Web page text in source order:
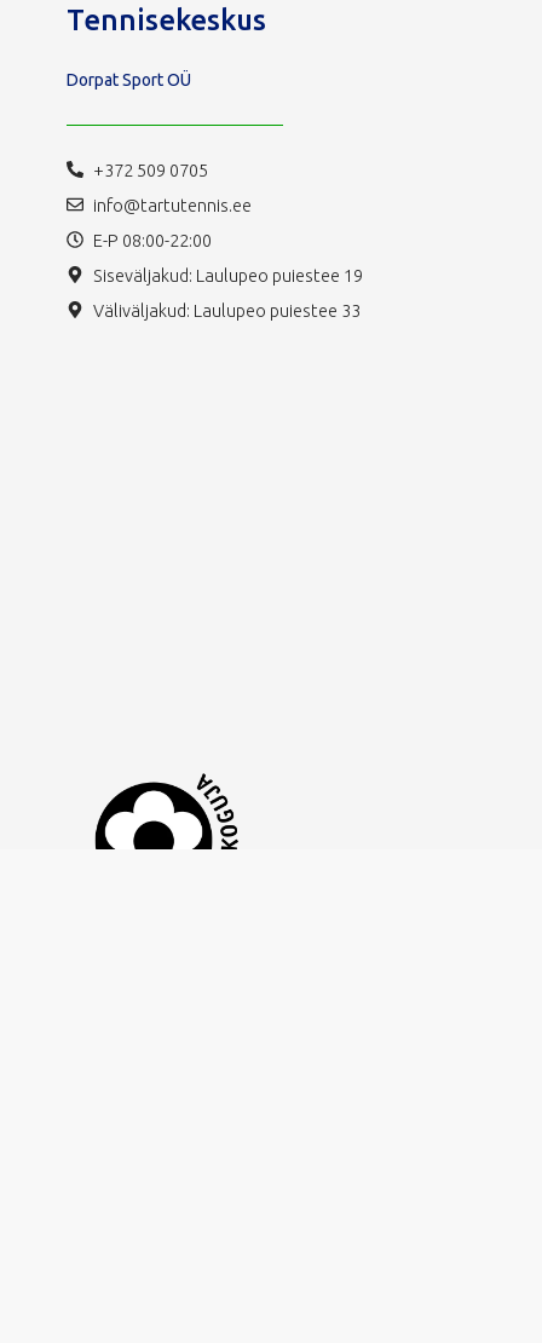
Tennisekeskus
Dorpat Sport OÜ
+372 509 0705
info@tartutennis.ee
E-P 08:00-22:00
Siseväljakud: Laulupeo puiestee 19
Väliväljakud: Laulupeo puiestee 33